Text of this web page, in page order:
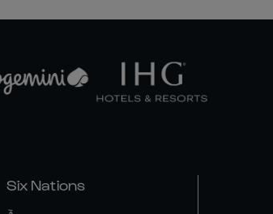
Six Nations